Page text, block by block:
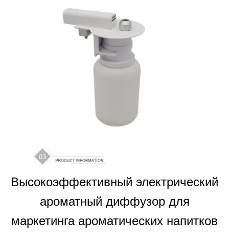
Высокоэффективный электрический
ароматный диффузор для
маркетинга ароматических напитков